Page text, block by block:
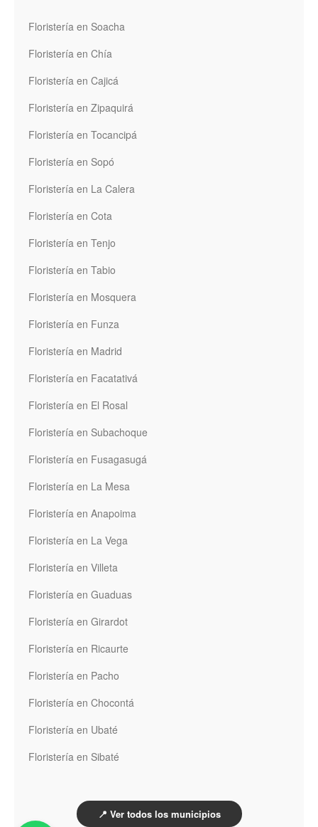
Floristería en Soacha
Floristería en Chía
Floristería en Cajicá
Floristería en Zipaquirá
Floristería en Tocancipá
Floristería en Sopó
Floristería en La Calera
Floristería en Cota
Floristería en Tenjo
Floristería en Tabio
Floristería en Mosquera
Floristería en Funza
Floristería en Madrid
Floristería en Facatativá
Floristería en El Rosal
Floristería en Subachoque
Floristería en Fusagasugá
Floristería en La Mesa
Floristería en Anapoima
Floristería en La Vega
Floristería en Villeta
Floristería en Guaduas
Floristería en Girardot
Floristería en Ricaurte
Floristería en Pacho
Floristería en Chocontá
Floristería en Ubaté
Floristería en Sibaté
📍 Ver todos los municipios